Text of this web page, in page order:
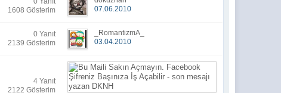
1608 Gösterim
07.06.2010
0 Yanıt
2139 Gösterim
_RomantizmA_
03.04.2010
4 Yanıt
2122 Gösterim